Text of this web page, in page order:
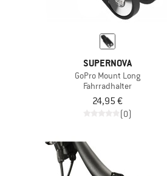
SUPERNOVA
GoPro Mount Long
Fahrradhalter
24,95 €
(0)